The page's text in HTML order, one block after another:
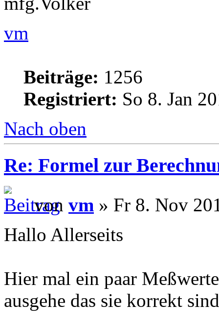
vm
Beiträge: 1256
Registriert: So 8. Jan
Nach oben
Re: Formel zur
von vm » Fr 8. Nov
Hallo Allerseits
Hier mal ein paar
ausgehe das sie korrekt